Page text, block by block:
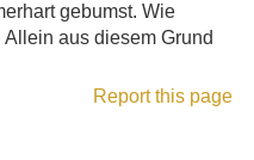
gebumst. Wie
aus diesem Grund
Report this page